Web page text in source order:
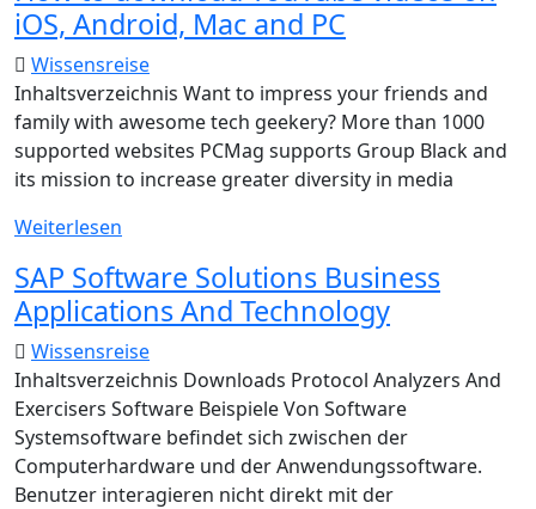
iOS, Android, Mac and PC
Wissensreise
Inhaltsverzeichnis Want to impress your friends and
family with awesome tech geekery? More than 1000
supported websites PCMag supports Group Black and
its mission to increase greater diversity in media
Weiterlesen
download
YouTube
videos
on
iOS,
Android,
Mac
and
SAP Software Solutions Business
Applications And Technology
Wissensreise
Inhaltsverzeichnis Downloads Protocol Analyzers And
Exercisers Software Beispiele Von Software
Systemsoftware befindet sich zwischen der
Computerhardware und der Anwendungssoftware.
Benutzer interagieren nicht direkt mit der